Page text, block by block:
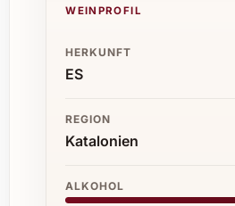
WEINPROFIL
HERKUNFT
ES
REGION
Katalonien
ALKOHOL